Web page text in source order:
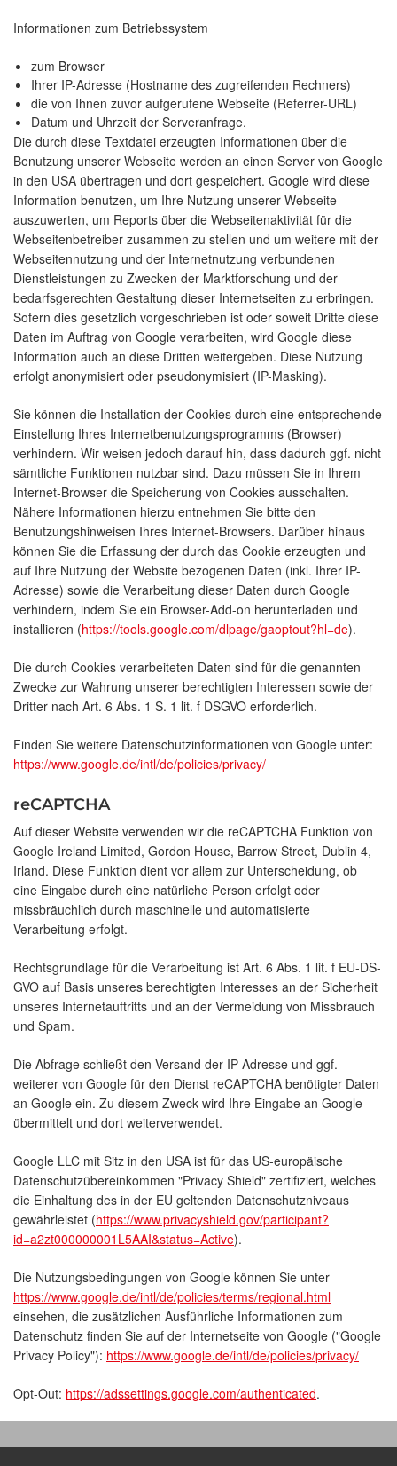
Informationen zum Betriebssystem
zum Browser
Ihrer IP-Adresse (Hostname des zugreifenden Rechners)
die von Ihnen zuvor aufgerufene Webseite (Referrer-URL)
Datum und Uhrzeit der Serveranfrage.
Die durch diese Textdatei erzeugten Informationen über die
Benutzung unserer Webseite werden an einen Server von Google
in den USA übertragen und dort gespeichert. Google wird diese
Information benutzen, um Ihre Nutzung unserer Webseite
auszuwerten, um Reports über die Webseitenaktivität für die
Webseitenbetreiber zusammen zu stellen und um weitere mit der
Webseitennutzung und der Internetnutzung verbundenen
Dienstleistungen zu Zwecken der Marktforschung und der
bedarfsgerechten Gestaltung dieser Internetseiten zu erbringen.
Sofern dies gesetzlich vorgeschrieben ist oder soweit Dritte diese
Daten im Auftrag von Google verarbeiten, wird Google diese
Information auch an diese Dritten weitergeben. Diese Nutzung
erfolgt anonymisiert oder pseudonymisiert (IP-Masking).
Sie können die Installation der Cookies durch eine entsprechende
Einstellung Ihres Internetbenutzungsprogramms (Browser)
verhindern. Wir weisen jedoch darauf hin, dass dadurch ggf. nicht
sämtliche Funktionen nutzbar sind. Dazu müssen Sie in Ihrem
Internet-Browser die Speicherung von Cookies ausschalten.
Nähere Informationen hierzu entnehmen Sie bitte den
Benutzungshinweisen Ihres Internet-Browsers. Darüber hinaus
können Sie die Erfassung der durch das Cookie erzeugten und
auf Ihre Nutzung der Website bezogenen Daten (inkl. Ihrer IP-
Adresse) sowie die Verarbeitung dieser Daten durch Google
verhindern, indem Sie ein Browser-Add-on herunterladen und
installieren (https://tools.google.com/dlpage/gaoptout?hl=de).
Die durch Cookies verarbeiteten Daten sind für die genannten
Zwecke zur Wahrung unserer berechtigten Interessen sowie der
Dritter nach Art. 6 Abs. 1 S. 1 lit. f DSGVO erforderlich.
Finden Sie weitere Datenschutzinformationen von Google unter:
https://www.google.de/intl/de/policies/privacy/
reCAPTCHA
Auf dieser Website verwenden wir die reCAPTCHA Funktion von
Google Ireland Limited, Gordon House, Barrow Street, Dublin 4,
Irland. Diese Funktion dient vor allem zur Unterscheidung, ob
eine Eingabe durch eine natürliche Person erfolgt oder
missbräuchlich durch maschinelle und automatisierte
Verarbeitung erfolgt.
Rechtsgrundlage für die Verarbeitung ist Art. 6 Abs. 1 lit. f EU-DS-
GVO auf Basis unseres berechtigten Interesses an der Sicherheit
unseres Internetauftritts und an der Vermeidung von Missbrauch
und Spam.
Die Abfrage schließt den Versand der IP-Adresse und ggf.
weiterer von Google für den Dienst reCAPTCHA benötigter Daten
an Google ein. Zu diesem Zweck wird Ihre Eingabe an Google
übermittelt und dort weiterverwendet.
Google LLC mit Sitz in den USA ist für das US-europäische
Datenschutzübereinkommen "Privacy Shield" zertifiziert, welches
die Einhaltung des in der EU geltenden Datenschutzniveaus
gewährleistet (https://www.privacyshield.gov/participant?
id=a2zt000000001L5AAI&status=Active).
Die Nutzungsbedingungen von Google können Sie unter
https://www.google.de/intl/de/policies/terms/regional.html
einsehen, die zusätzlichen Ausführliche Informationen zum
Datenschutz finden Sie auf der Internetseite von Google ("Google
Privacy Policy"): https://www.google.de/intl/de/policies/privacy/
Opt-Out: https://adssettings.google.com/authenticated.